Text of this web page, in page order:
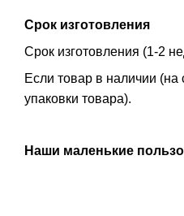
Срок изготовления
Срок изготовления (1-2
Если товар в наличии
упаковки товара).
Наши маленькие